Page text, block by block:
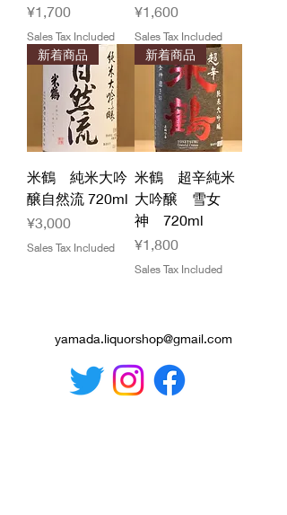
Price
¥1,700
Sales Tax Included
Price
¥1,600
Sales Tax Included
新着商品
米鶴 純米大吟
醸自然流 720ml
Price
¥3,000
Sales Tax Included
新着商品
米鶴 超辛純米
大吟醸 雪女
神 720ml
Price
¥1,800
Sales Tax Included
yamada.liquorshop@gmail.com